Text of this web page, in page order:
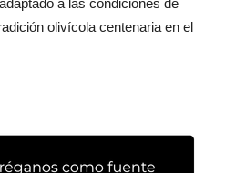
a las condiciones de
olivícola centenaria en el